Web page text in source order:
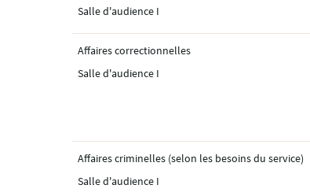
Salle d'audience I
Affaires correctionnelles
Salle d'audience I
Affaires criminelles (selon les besoins du service)
Salle d'audience I